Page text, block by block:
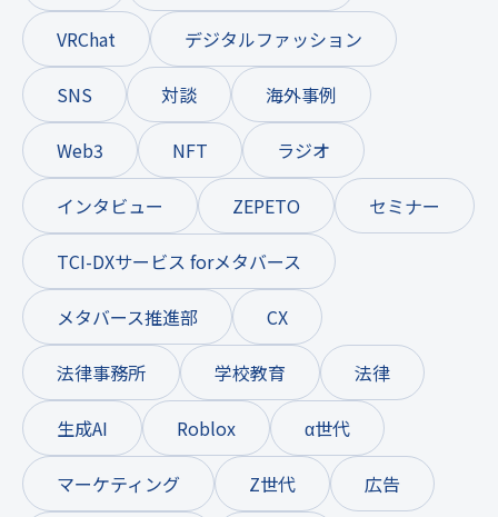
VRChat デジタルファッション
SNS 対談 海外事例
Web3 NFT ラジオ
インタビュー ZEPETO セミナー
TCI-DXサービス forメタバース
メタバース推進部 CX
法律事務所 学校教育 法律
生成AI Roblox α世代
マーケティング Z世代 広告